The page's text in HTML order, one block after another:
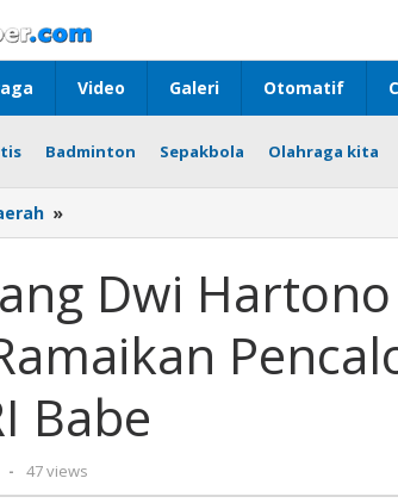
Video Galeri Otomatif
Badminton Sepakbola Olahraga kita
»
Dwi
(BDH),
Wajah
Ramaikan
Anggota
DPD
Dwi Hartono
Babe
by
Jurnalsiber
- 47 views